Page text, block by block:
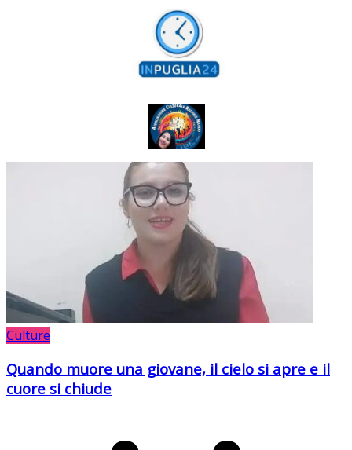
Culture
Quando muore una giovane, il cielo si apre e il
cuore si chiude